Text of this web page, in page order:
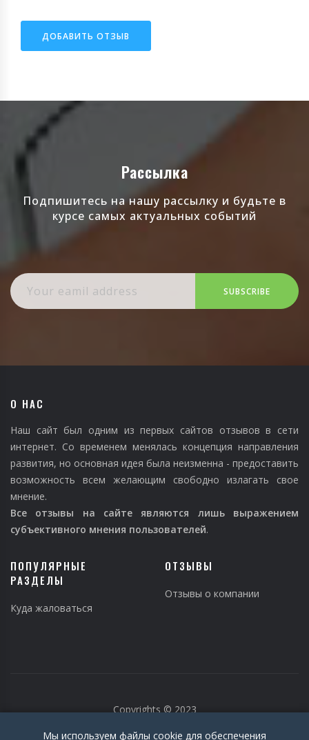
ДОБАВИТЬ ОТЗЫВ
Рассылка
Подпишитесь на нашу рассылку и будьте в
курсе самых актуальных событий
SUBSCRIBE
О НАС
Наш сайт был одним из первых сайтов отзывов в сети
интернет. Со временем менялась концепция направления
развития, но основная идея была неизменна - предоставить
возможность всем желающим свободно излагать свое
мнение.
Все отзывы на сайте являются лишь выражением
субъективного мнения пользователей.
ПОПУЛЯРНЫЕ
РАЗДЕЛЫ
Куда жаловаться
ОТЗЫВЫ
Отзывы о компании
Copyrights © 2023
Мы используем файлы cookie для обеспечения